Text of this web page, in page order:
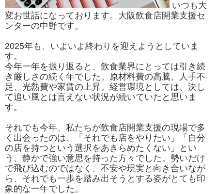
いつも大
変お世話になっております。大阪飲食店開業支援セ
ンターの中野です。
2025年も、いよいよ終わりを迎えようとしていま
す。
今年一年を振り返ると、飲食業界にとっては引き続
き厳しさの続く年でした。原材料費の高騰、人手不
足、光熱費や家賃の上昇。経営環境としては、決し
て追い風とは言えない状況が続いていたと思いま
す。
それでも今年、私たちが飲食店開業支援の現場で多
く出会ったのは、「それでも店をやりたい」「自分
の店を持つという選択をあきらめたくない」とい
う、静かで強い意思を持った方々でした。勢いだけ
で飛び込むのではなく、不安や現実と向き合いなが
ら、それでも一歩を踏み出そうとする姿がとても印
象的な一年でした。